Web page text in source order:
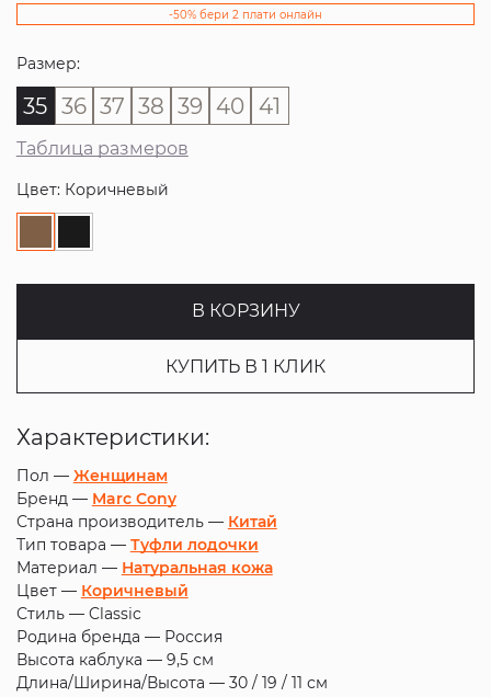
-50% бери 2 плати онлайн
Размер:
35 36 37 38 39 40 41
Таблица размеров
Цвет: Коричневый
В КОРЗИНУ
КУПИТЬ В 1 КЛИК
Характеристики:
Пол — Женщинам
Бренд — Marc Cony
Страна производитель — Китай
Тип товара — Туфли лодочки
Материал — Натуральная кожа
Цвет — Коричневый
Стиль — Classic
Родина бренда — Россия
Высота каблука — 9,5 см
Длина/Ширина/Высота — 30 / 19 / 11 см